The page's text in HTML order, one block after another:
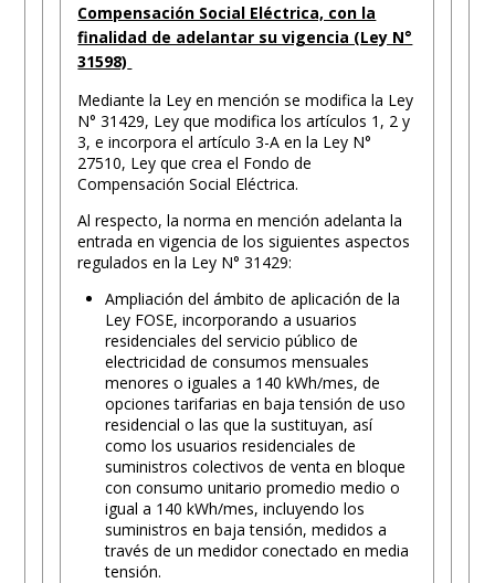
Compensación Social Eléctrica, con la
finalidad de adelantar su vigencia (Ley N°
31598)
Mediante la Ley en mención se modifica la Ley
N° 31429, Ley que modifica los artículos 1, 2 y
3, e incorpora el artículo 3-A en la Ley N°
27510, Ley que crea el Fondo de
Compensación Social Eléctrica.
Al respecto, la norma en mención adelanta la
entrada en vigencia de los siguientes aspectos
regulados en la Ley N° 31429:
Ampliación del ámbito de aplicación de la
Ley FOSE, incorporando a usuarios
residenciales del servicio público de
electricidad de consumos mensuales
menores o iguales a 140 kWh/mes, de
opciones tarifarias en baja tensión de uso
residencial o las que la sustituyan, así
como los usuarios residenciales de
suministros colectivos de venta en bloque
con consumo unitario promedio medio o
igual a 140 kWh/mes, incluyendo los
suministros en baja tensión, medidos a
través de un medidor conectado en media
tensión.